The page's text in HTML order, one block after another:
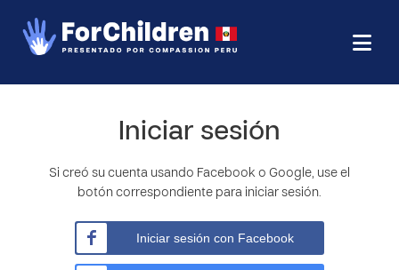
Iniciar sesión
Si creó su cuenta usando Facebook o Google, use el
botón correspondiente para iniciar sesión.
Iniciar sesión con Facebook